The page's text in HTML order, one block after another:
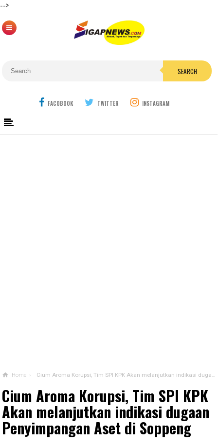
-->
SEARCH
FACOBOOK TWITTER INSTAGRAM
Home › Cium Aroma Korupsi, Tim SPI KPK Akan melanjutkan indikasi dugaan Penyimpangan Aset di Soppeng
Cium Aroma Korupsi, Tim SPI KPK
Akan melanjutkan indikasi dugaan
Penyimpangan Aset di Soppeng